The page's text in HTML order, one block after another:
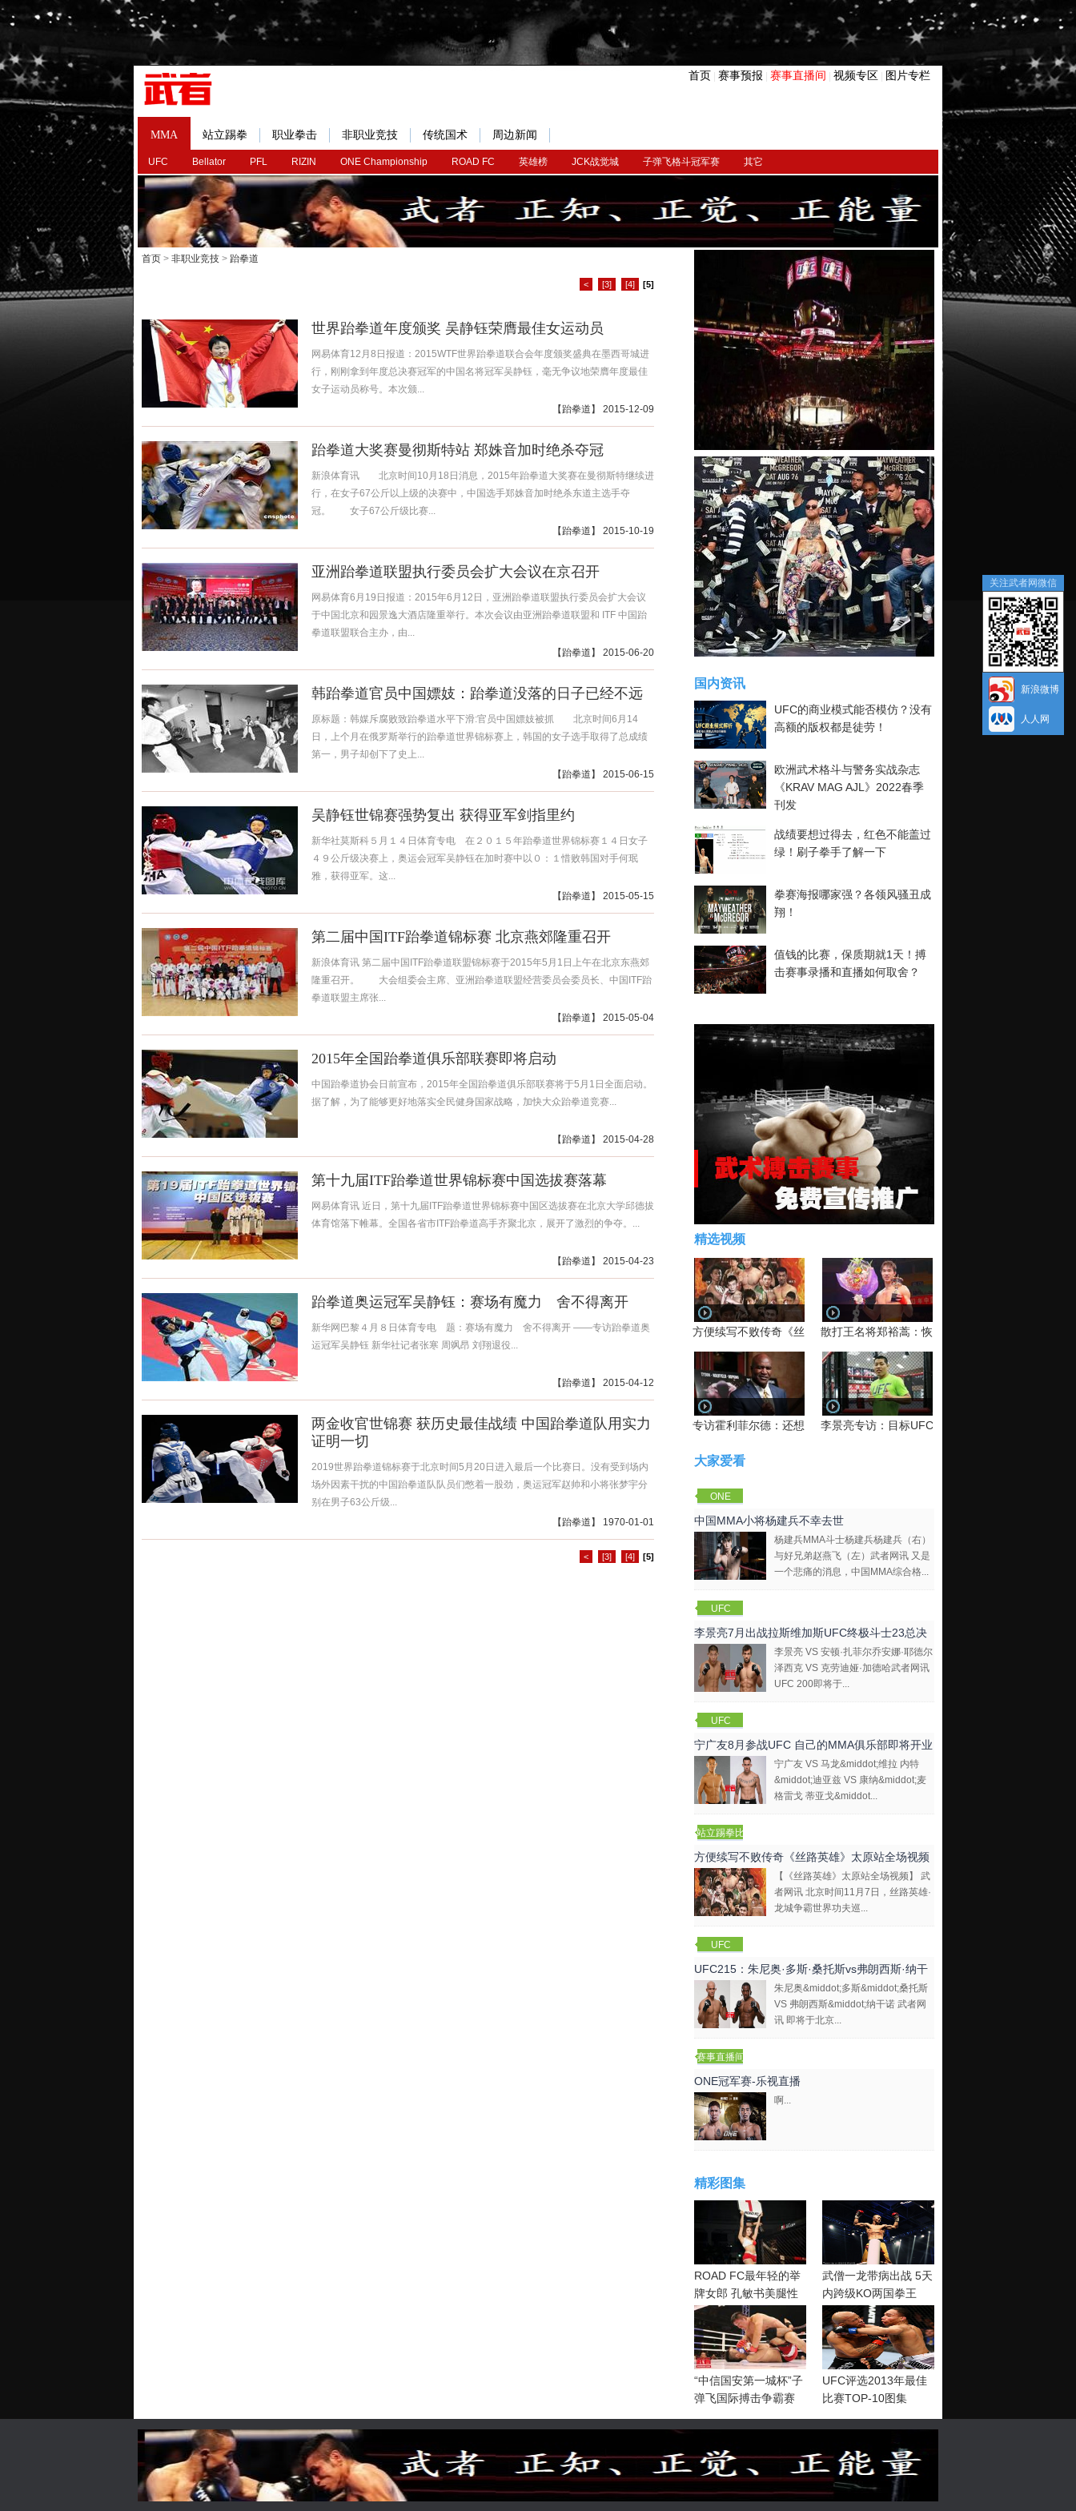
首页 赛事预报 赛事直播间 视频专区 图片专栏
MMA
UFC Bellator PFL RIZIN ONE Championship ROAD FC 英雄榜 JCK战觉城 子弹飞格斗冠军赛 其它
站立踢拳 职业拳击 非职业竞技 传统国术 周边新闻
首页 > 非职业竞技 > 跆拳道
< [3] [4] [5]
世界跆拳道年度颁奖 吴静钰荣膺最佳女运动员
网易体育12月8日报道：2015WTF世界跆拳道联合会年度颁奖盛典在墨西哥城进
行，刚刚拿到年度总决赛冠军的中国名将冠军吴静钰，毫无争议地荣膺年度最佳
女子运动员称号。本次颁...
【跆拳道 】 2015-12-09
跆拳道大奖赛曼彻斯特站 郑姝音加时绝杀夺冠
新浪体育讯 北京时间10月18日消息，2015年跆拳道大奖赛在曼彻斯特继续进
行，在女子67公斤以上级的决赛中，中国选手郑姝音加时绝杀东道主选手夺
冠。 女子67公斤级比赛...
【跆拳道 】 2015-10-19
亚洲跆拳道联盟执行委员会扩大会议在京召开
网易体育6月19日报道：2015年6月12日，亚洲跆拳道联盟执行委员会扩大会议
于中国北京和园景逸大酒店隆重举行。本次会议由亚洲跆拳道联盟和 ITF 中国跆
拳道联盟联合主办，由...
【跆拳道 】 2015-06-20
韩跆拳道官员中国嫖妓：跆拳道没落的日子已经不远
原标题：韩媒斥腐败致跆拳道水平下滑:官员中国嫖妓被抓 北京时间6月14
日，上个月在俄罗斯举行的跆拳道世界锦标赛上，韩国的女子选手取得了总成绩
第一，男子却创下了史上...
【跆拳道 】 2015-06-15
吴静钰世锦赛强势复出 获得亚军剑指里约
新华社莫斯科５月１４日体育专电 在２０１５年跆拳道世界锦标赛１４日女子
４９公斤级决赛上，奥运会冠军吴静钰在加时赛中以０：１惜败韩国对手何珉
雅，获得亚军。这...
【跆拳道 】 2015-05-15
第二届中国ITF跆拳道锦标赛 北京燕郊隆重召开
新浪体育讯 第二届中国ITF跆拳道联盟锦标赛于2015年5月1日上午在北京东燕郊
隆重召开。 大会组委会主席、亚洲跆拳道联盟经营委员会委员长、中国ITF跆
拳道联盟主席张...
【跆拳道 】 2015-05-04
2015年全国跆拳道俱乐部联赛即将启动
中国跆拳道协会日前宣布，2015年全国跆拳道俱乐部联赛将于5月1日全面启动。
据了解，为了能够更好地落实全民健身国家战略，加快大众跆拳道竞赛...
【跆拳道 】 2015-04-28
第十九届ITF跆拳道世界锦标赛中国选拔赛落幕
网易体育讯 近日，第十九届ITF跆拳道世界锦标赛中国区选拔赛在北京大学邱德拔
体育馆落下帷幕。全国各省市ITF跆拳道高手齐聚北京，展开了激烈的争夺。...
【跆拳道 】 2015-04-23
跆拳道奥运冠军吴静钰：赛场有魔力 舍不得离开
新华网巴黎４月８日体育专电 题：赛场有魔力 舍不得离开 ——专访跆拳道奥
运冠军吴静钰 新华社记者张寒 周飒昂 刘翔退役...
【跆拳道 】 2015-04-12
两金收官世锦赛 获历史最佳战绩 中国跆拳道队用实力
证明一切
2019世界跆拳道锦标赛于北京时间5月20日进入最后一个比赛日。没有受到场内
场外因素干扰的中国跆拳道队队员们憋着一股劲，奥运冠军赵帅和小将张梦宇分
别在男子63公斤级...
【跆拳道 】 1970-01-01
< [3] [4] [5]
国内资讯
UFC的商业模式能否模仿？没有
高额的版权都是徒劳！
欧洲武术格斗与警务实战杂志
《KRAV MAG AJL》2022春季
刊发
战绩要想过得去，红色不能盖过
绿！刷子拳手了解一下
拳赛海报哪家强？各领风骚丑成
翔！
值钱的比赛，保质期就1天！搏
击赛事录播和直播如何取舍？
精选视频
方便续写不败传奇《丝路英雄》太原站全场视频
散打王名将郑裕蒿：恢复训练 有望回归擂台
专访霍利菲尔德：还想再和泰森干一架！李景亮专访：目标UFC金腰带 不做打酱油
大家爱看
ONE
Champions
hip
中国MMA小将杨建兵不幸去世
杨建兵MMA斗士杨建兵杨建兵（右）
与好兄弟赵燕飞（左）武者网讯 又是
一个悲痛的消息，中国MMA综合格...
UFC
李景亮7月出战拉斯维加斯UFC终极斗士23总决
李景亮 VS 安顿·扎菲尔乔安娜·耶德尔
泽西克 VS 克劳迪娅·加德哈武者网讯
UFC 200即将于...
UFC
宁广友8月参战UFC 自己的MMA俱乐部即将开业
宁广友 VS 马龙&middot;维拉 内特
&middot;迪亚兹 VS 康纳&middot;麦
格雷戈 蒂亚戈&middot...
站立踢拳比
赛视频
方便续写不败传奇《丝路英雄》太原站全场视频
【《丝路英雄》太原站全场视频】 武
者网讯 北京时间11月7日，丝路英雄·
龙城争霸世界功夫巡...
UFC
UFC215：朱尼奥·多斯·桑托斯vs弗朗西斯·纳干
朱尼奥&middot;多斯&middot;桑托斯
VS 弗朗西斯&middot;纳干诺 武者网
讯 即将于北京...
赛事直播间
ONE冠军赛-乐视直播
啊...
精彩图集
ROAD FC最年轻的举
牌女郎 孔敏书美腿性
感眼神清纯
武僧一龙带病出战 5天
内跨级KO两国拳王
“中信国安第一城杯”子
弹飞国际搏击争霸赛
UFC评选2013年最佳
比赛TOP-10图集
关注武者网微信
新浪微博
人人网